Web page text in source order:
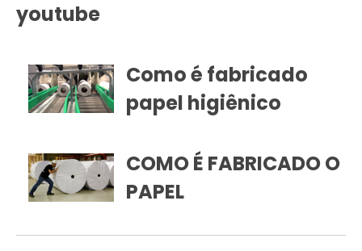
e de alto impacto!
youtube
Como é fabricado
papel higiênico
COMO É FABRICADO O
PAPEL